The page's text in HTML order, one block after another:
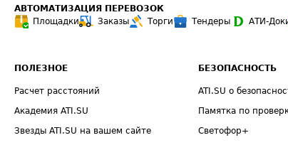
АВТОМАТИЗАЦИЯ ПЕРЕВОЗОК
Площадки
Заказы Торги Тендеры АТИ-
ПОЛЕЗНОЕ
Расчет расстояний
Академия ATI.SU
Звезды ATI.SU на вашем сайте
БЕЗОПАСНОСТЬ
ATI.SU о
Памятка по
Светофор+